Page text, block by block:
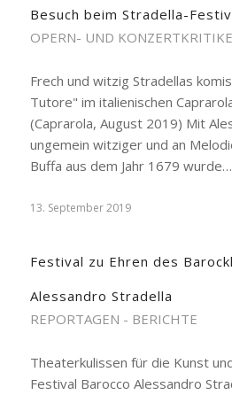
Besuch beim Stradella-
OPERN- UND
Frech und witzig Stradellas
Tutore" im italienischen
(Caprarola, August 2019) Mit
ungemein witziger und an
Buffa aus dem Jahr 1679 wurde…
13. September 2019
Festival zu Ehren des
Alessandro Stradella
REPORTAGEN - BERICHTE
Theaterkulissen für die Kunst
Festival Barocco Alessandro